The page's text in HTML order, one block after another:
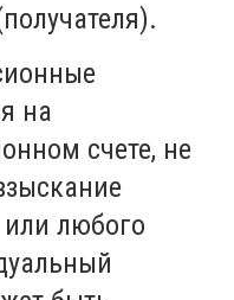
на
счете, не
или любого